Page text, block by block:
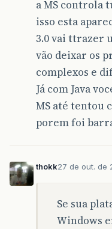
a MS controla
isso esta
3.0 vai ttrazer
vão deixar os
complexos e
Já com Java
MS até tentou
porem foi
thokk27 de out. de
Se sua
Windows